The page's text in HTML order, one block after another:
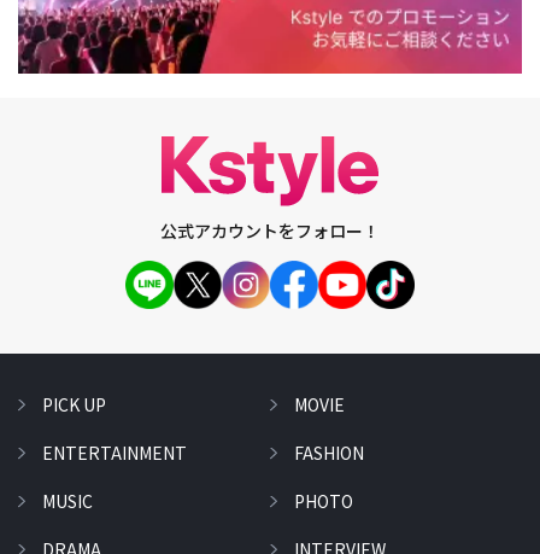
公式アカウントをフォロー！
PICK UP
ENTERTAINMENT
MUSIC
DRAMA
MOVIE
FASHION
PHOTO
INTERVIEW